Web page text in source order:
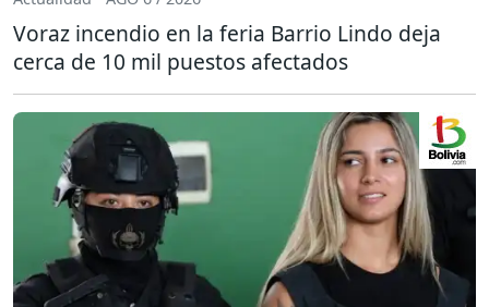
Voraz incendio en la feria Barrio Lindo deja
cerca de 10 mil puestos afectados